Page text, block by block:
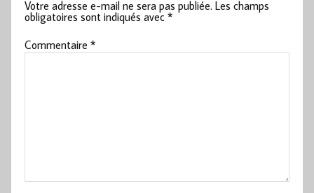
Votre adresse e-mail ne sera pas publiée. Les champs
obligatoires sont indiqués avec*
Commentaire*